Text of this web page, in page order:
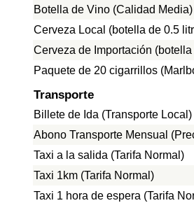
Botella de Vino (Calidad Media)
Cerveza Local (botella de 0.5
Cerveza de Importación
Paquete de 20 cigarrillos
Transporte
Billete de Ida (Transporte Local)
Abono Transporte Mensual
Taxi a la salida (Tarifa Normal)
Taxi 1km (Tarifa Normal)
Taxi 1 hora de espera (Tarifa